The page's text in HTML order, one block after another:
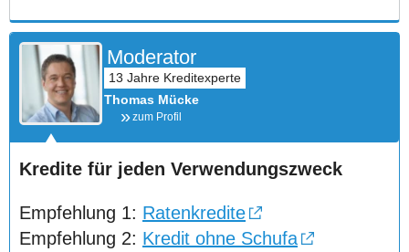
Moderator
Thomas Mücke
zum Profil
Kredite für jeden Verwendungszweck
Empfehlung 1: Ratenkredite
Empfehlung 2: Kredit ohne Schufa